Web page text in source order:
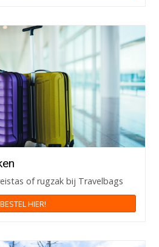
of rugzak bij Travelbags
BESTEL HIER!